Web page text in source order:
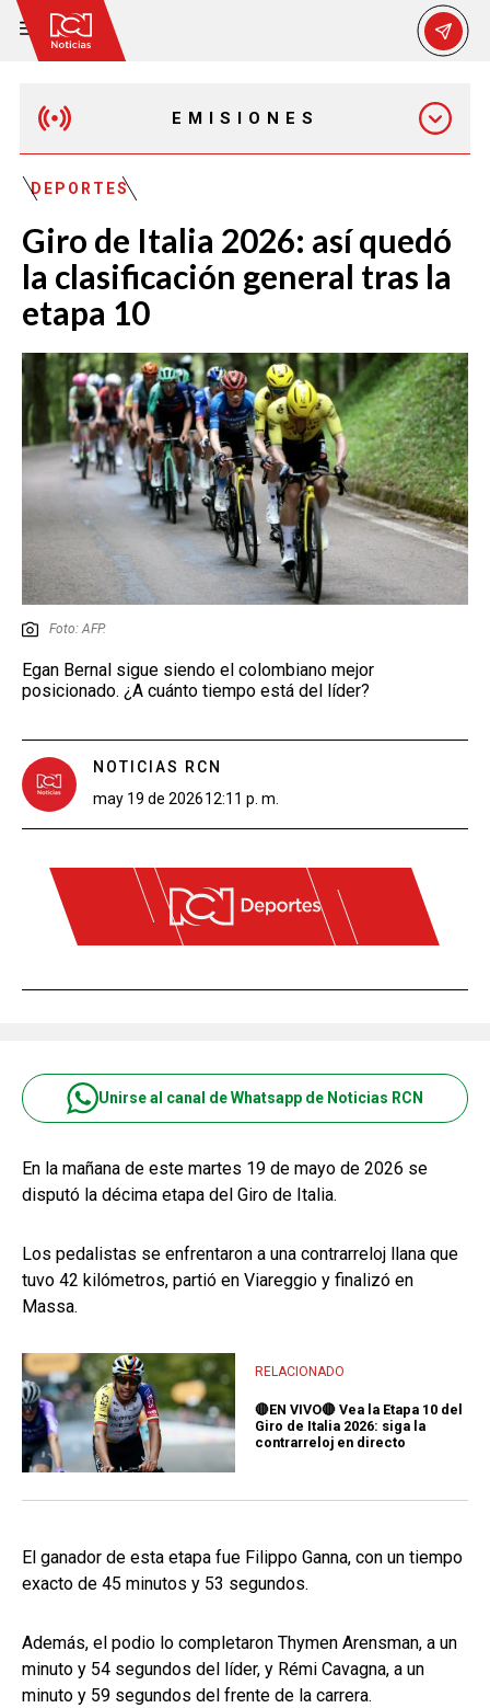
EMISIONES
EMISIÓN 7:00 PM
DEPORTES
Giro de Italia 2026: así quedó
la clasificación general tras la
etapa 10
Foto: AFP.
Egan Bernal sigue siendo el colombiano mejor
posicionado. ¿A cuánto tiempo está del líder?
NOTICIAS RCN
may 19 de 202612:11 p. m.
Unirse al canal de Whatsapp de Noticias RCN
En la mañana de este martes 19 de mayo de 2026 se
disputó la décima etapa del Giro de Italia.
Los pedalistas se enfrentaron a una contrarreloj llana que
tuvo 42 kilómetros, partió en Viareggio y finalizó en
Massa.
RELACIONADO
🔴EN VIVO🔴 Vea la Etapa 10 del
Giro de Italia 2026: siga la
contrarreloj en directo
El ganador de esta etapa fue Filippo Ganna, con un tiempo
exacto de 45 minutos y 53 segundos.
Además, el podio lo completaron Thymen Arensman, a un
minuto y 54 segundos del líder, y Rémi Cavagna, a un
minuto y 59 segundos del frente de la carrera.